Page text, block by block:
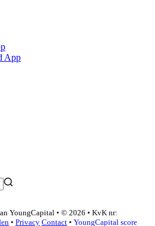
App
YoungCapital • © 2026 • KvK nr:
• Privacy Contact • YoungCapital score